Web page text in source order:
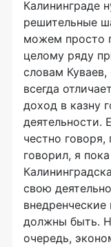
Калининграде
решительные
можем просто
целому ряду
словам
всегда
доход в казну
деятельности.
честно
говорил, я
свою
должны быть.
очередь,